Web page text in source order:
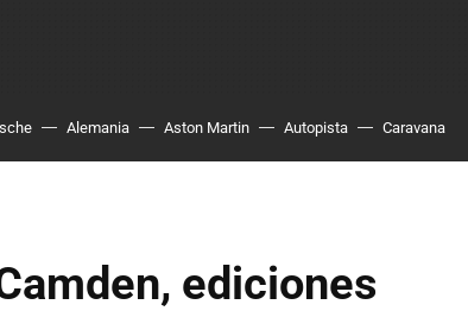
Alemania Aston Martin Autopista Caravana
ediciones